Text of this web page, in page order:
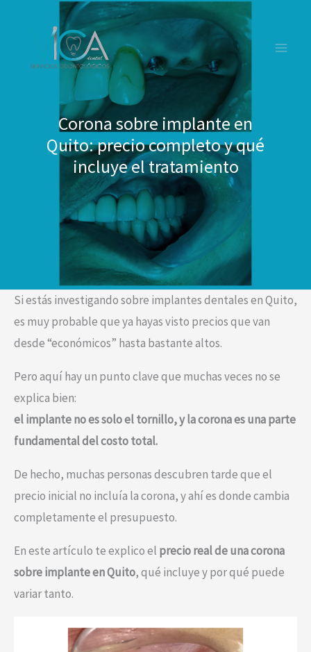
contenido
Corona sobre implante en
Quito: precio completo y qué
incluye el tratamiento
Si estás investigando sobre implantes dentales en Quito,
es muy probable que ya hayas visto precios que van
desde “económicos” hasta bastante altos.
Pero aquí hay un punto clave que muchas veces no se
explica bien:
el implante no es solo el tornillo, y la corona es una parte
fundamental del costo total.
De hecho, muchas personas descubren tarde que el
precio inicial no incluía la corona, y ahí es donde cambia
completamente el presupuesto.
En este artículo te explico el precio real de una corona
sobre implante en Quito, qué incluye y por qué puede
variar tanto.